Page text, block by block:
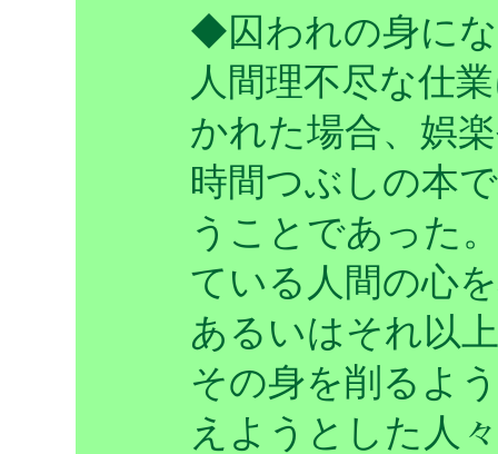
◆囚われの身に
人間理不尽な仕
かれた場合、娯
時間つぶしの本
うことであった
ている人間の心
あるいはそれ以
その身を削るよ
えようとした人